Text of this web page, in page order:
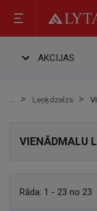
AKCIJAS
Leņķdzelzs
VIENĀDMALU
Rāda: 1 - 23 no 23